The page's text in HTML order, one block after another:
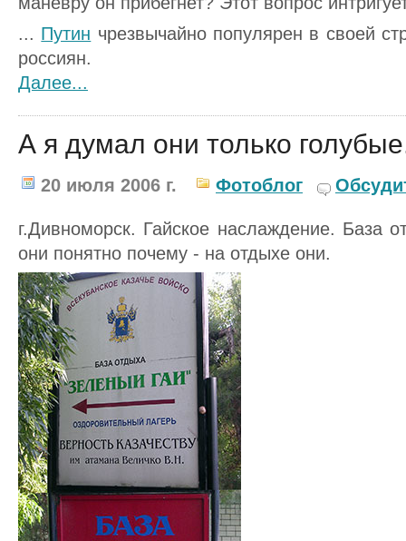
... Путин чрезвычайно популярен в своей
россиян.
Далее...
А я думал они только
20 июля 2006 г. Фотоблог
г.Дивноморск. Гайское наслаждение. База
они понятно почему - на отдыхе они.